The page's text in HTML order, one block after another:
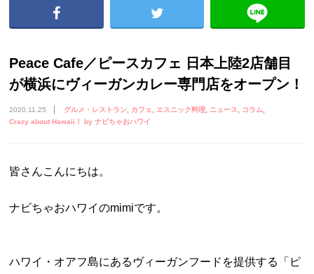
Peace Cafe／ピースカフェ 日本上陸2店舗目
が横浜にヴィーガンカレー専門店をオープン！
2020.11.25 グルメ・レストラン カフェ エスニック料理 ニュース
コラム
Crazy about Hawaii！ by ナビちゃおハワイ
皆さんこんにちは。
ナビちゃおハワイのmimiです。
ハワイ・オアフ島にあるヴィーガンフードを提供する「ピ